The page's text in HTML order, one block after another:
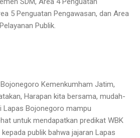
5 Penguatan Pengawasan, dan Area
Publik.
Kemenkumham Jatim,
Harapan kita bersama, mudah-
Lapas Bojonegoro mampu
untuk mendapatkan predikat WBK
publik bahwa jajaran Lapas